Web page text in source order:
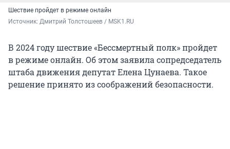
Шествие пройдет в режиме онлайн
Источник: Дмитрий Толстошеев / MSK1.RU
В 2024 году шествие «Бессмертный полк» пройдет
в режиме онлайн. Об этом заявила сопредседатель
штаба движения депутат Елена Цунаева. Такое
решение принято из соображений безопасности.